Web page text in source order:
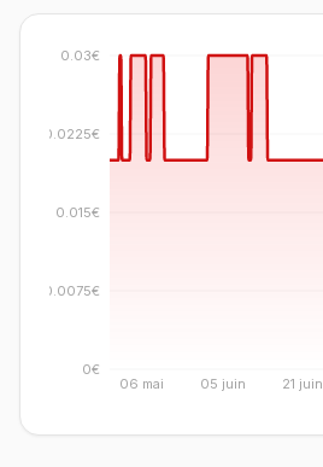
06 mai 05 juin 21 juin
0€
0.0075€
0.015€
0.0225€
0.03€